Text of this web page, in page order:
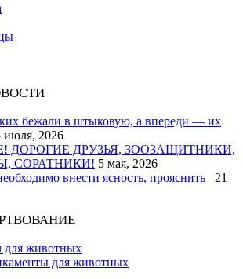
бежали в штыковую, а впереди — их
июля, 2026
ДОРОГИЕ ДРУЗЬЯ, ЗООЗАЩИТНИКИ,
СОРАТНИКИ! 5 мая, 2026
внести ясность, прояснить
21
для животных
для животных